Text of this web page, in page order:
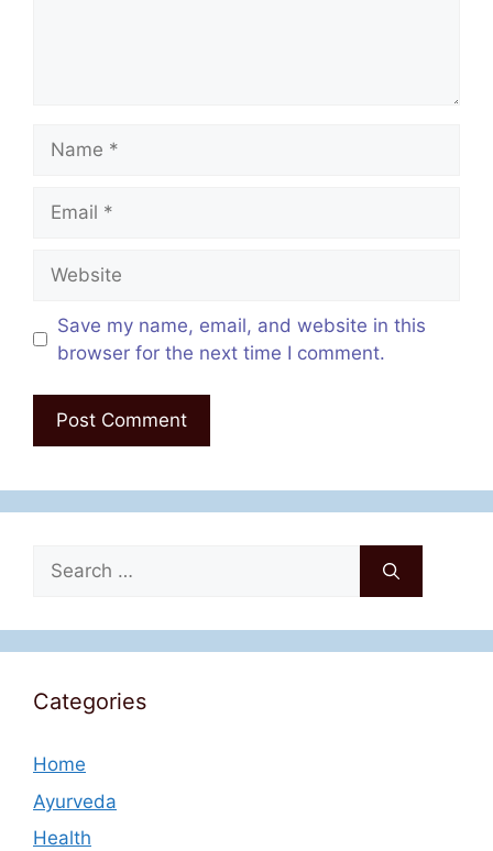
Save my name, email, and website in this
browser for the next time I comment.
Search
for:
Categories
Home
Ayurveda
Health